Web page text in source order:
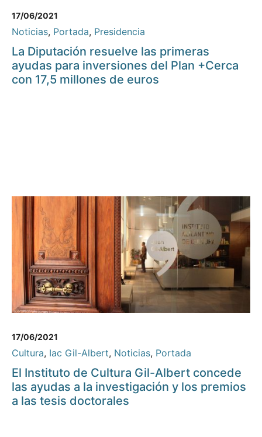
17/06/2021
Noticias, Portada, Presidencia
La Diputación resuelve las primeras
ayudas para inversiones del Plan +Cerca
con 17,5 millones de euros
17/06/2021
Cultura, Iac Gil-Albert, Noticias, Portada
El Instituto de Cultura Gil-Albert concede
las ayudas a la investigación y los premios
a las tesis doctorales